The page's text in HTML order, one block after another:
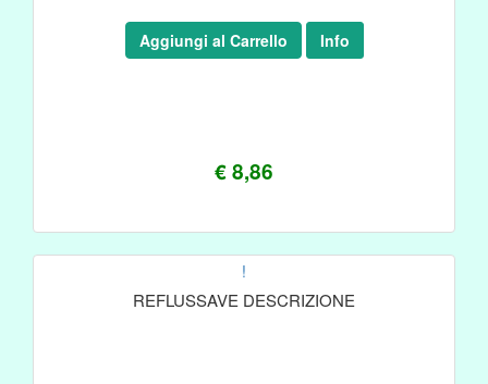
€ 8,86
Aggiungi al Carrello Info
!
REFLUSSAVE DESCRIZIONE